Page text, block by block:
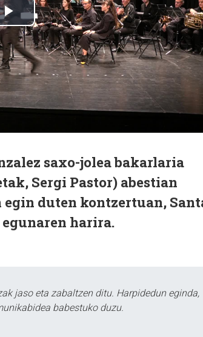
saxo-jolea bakarlaria
Sergi Pastor) abestian
duten kontzertuan,
harira.
jaso eta zabaltzen ditu. Harpidedun eginda,
babestuko duzu.